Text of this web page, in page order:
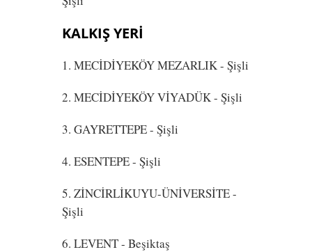
KALKIŞ YERİ
1. MECİDİYEKÖY MEZARLIK- Şişli
2. MECİDİYEKÖY VİYADÜK- Şişli
3. GAYRETTEPE- Şişli
4. ESENTEPE- Şişli
5. ZİNCİRLİKUYU-ÜNİVERSİTE-
Şişli
6. LEVENT- Beşiktaş